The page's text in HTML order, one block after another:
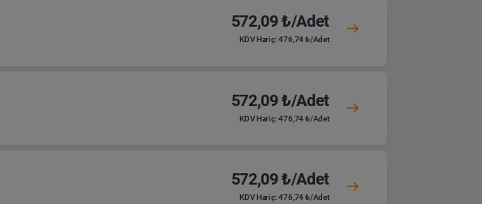
572,09 ₺/Adet
KDV Hariç: 476,74 ₺/Adet
572,09 ₺/Adet
KDV Hariç: 476,74 ₺/Adet
572,09 ₺/Adet
KDV Hariç: 476,74 ₺/Adet